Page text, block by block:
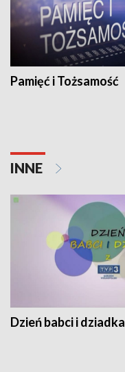
Pamięć i Tożsamość
INNE
Dzień babci i dziadka